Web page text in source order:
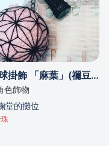
手鞠球掛飾 「麻葉」(禰豆子)
色飾物
堂的攤位